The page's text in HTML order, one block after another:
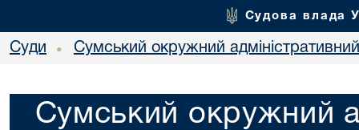
Судова влада
Суди • Сумський окружний
Сумський окружний